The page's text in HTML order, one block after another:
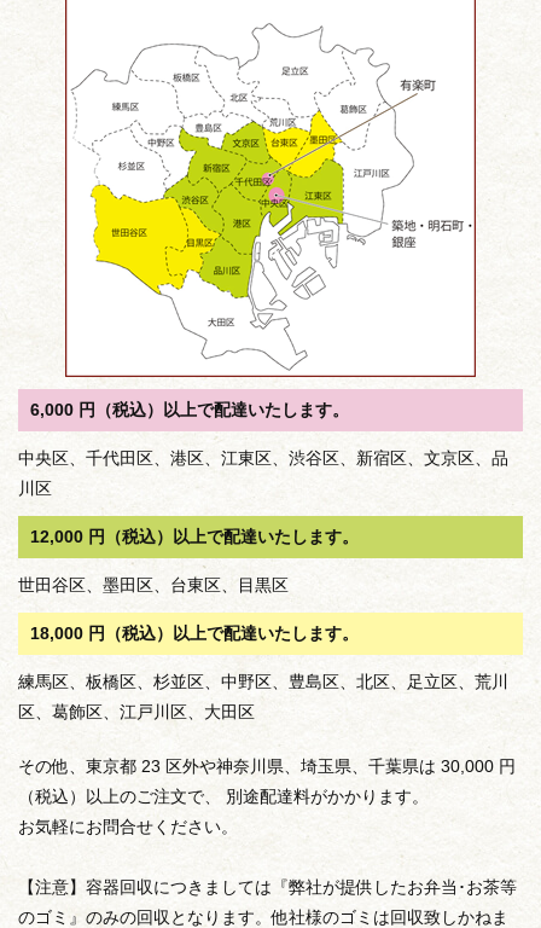
ン
6,000 円（税込）以上で配達いたします。
中央区、千代田区、港区、江東区、渋谷区、新宿区、文京区、品
川区
12,000 円（税込）以上で配達いたします。
世田谷区、墨田区、台東区、目黒区
18,000 円（税込）以上で配達いたします。
練馬区、板橋区、杉並区、中野区、豊島区、北区、足立区、荒川
区、葛飾区、江戸川区、大田区
その他、東京都 23 区外や神奈川県、埼玉県、千葉県は 30,000 円
（税込）以上のご注文で、 別途配達料がかかります。
お気軽にお問合せください。
【注意】容器回収につきましては『弊社が提供したお弁当･お茶等
のゴミ』のみの回収となります。他社様のゴミは回収致しかねま